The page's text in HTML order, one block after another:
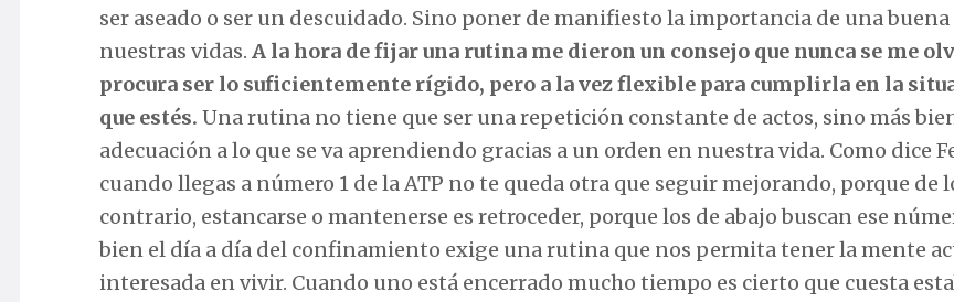
ser aseado o ser un descuidado. Sino poner de manifiesto la importancia de una
nuestras vidas. A la hora de fijar una rutina me dieron un consejo que nunca se me
procura ser lo suficientemente rígido, pero a la vez flexible para cumplirla en la
que estés. Una rutina no tiene que ser una repetición constante de actos, sino más
adecuación a lo que se va aprendiendo gracias a un orden en nuestra vida. Como dice
cuando llegas a número 1 de la ATP no te queda otra que seguir mejorando, porque de
contrario, estancarse o mantenerse es retroceder, porque los de abajo buscan ese
bien el día a día del confinamiento exige una rutina que nos permita tener la mente
interesada en vivir. Cuando uno está encerrado mucho tiempo es cierto que cuesta